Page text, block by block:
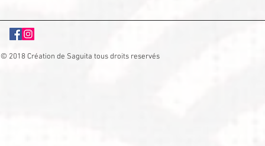
© 2018 Création de Saguita tous droits reservés